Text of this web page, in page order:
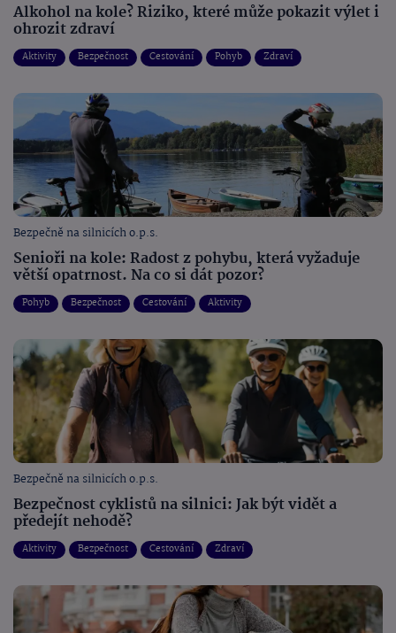
Alkohol na kole? Riziko, které může pokazit výlet i
ohrozit zdraví
Aktivity Bezpečnost Cestování Pohyb Zdraví
Bezpečně na silnicích o.p.s.
Senioři na kole: Radost z pohybu, která vyžaduje
větší opatrnost. Na co si dát pozor?
Pohyb Bezpečnost Cestování Aktivity
Bezpečně na silnicích o.p.s.
Bezpečnost cyklistů na silnici: Jak být vidět a
předejít nehodě?
Aktivity Bezpečnost Cestování Zdraví